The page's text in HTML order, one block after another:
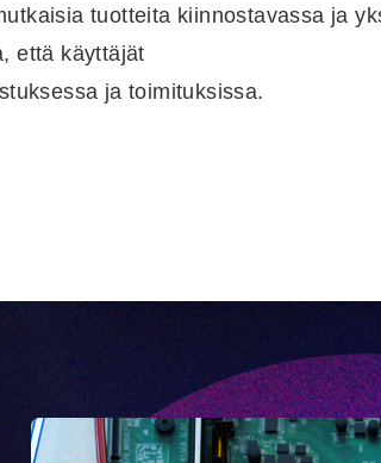
tuotteita kiinnostavassa ja
että käyttäjät
ja toimituksissa.